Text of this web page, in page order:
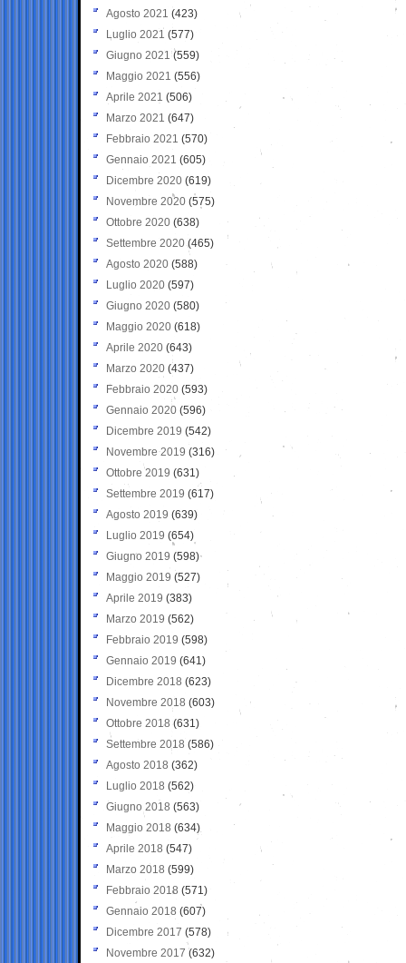
Agosto 2021 (423)
Luglio 2021 (577)
Giugno 2021(559)
Maggio 2021 (556)
Aprile 2021 (506)
Marzo 2021 (647)
Febbraio 2021 (570)
Gennaio 2021 (605)
Dicembre 2020 (619)
Novembre 2020 (575)
Ottobre 2020 (638)
Settembre 2020(465)
Agosto 2020 (588)
Luglio 2020 (597)
Giugno 2020 (580)
Maggio 2020 (618)
Aprile 2020 (643)
Marzo 2020 (437)
Febbraio 2020 (593)
Gennaio 2020 (596)
Dicembre 2019 (542)
Novembre 2019 (316)
Ottobre 2019 (631)
Settembre 2019 (617)
Agosto 2019 (639)
Luglio 2019 (654)
Giugno 2019 (598)
Maggio 2019 (527)
Aprile 2019 (383)
Marzo 2019 (562)
Febbraio 2019 (598)
Gennaio 2019 (641)
Dicembre 2018 (623)
Novembre 2018 (603)
Ottobre 2018 (631)
Settembre 2018 (586)
Agosto 2018 (362)
Luglio 2018 (562)
Giugno 2018 (563)
Maggio 2018 (634)
Aprile 2018 (547)
Marzo 2018 (599)
Febbraio 2018 (571)
Gennaio 2018 (607)
Dicembre 2017 (578)
Novembre 2017 (632)